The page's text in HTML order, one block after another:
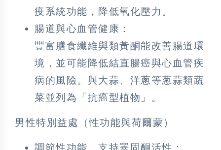
疫系統功能，降低氧化壓力。
腸道與心血管健康：
豐富膳食纖維與類黃酮能改善腸道環
境，並可能降低結直腸癌與心血管疾
病的風險。與大蒜、洋蔥等葱蒜類蔬
菜並列為「抗癌型植物」。
男性特別益處（性功能與荷爾蒙）
調節性功能、支持睪固酮活性：